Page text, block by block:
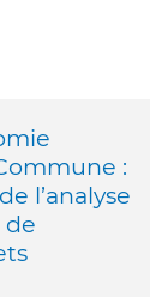
:
l’analyse
de